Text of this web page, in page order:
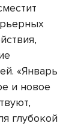
«Январь
и новое
глубокой